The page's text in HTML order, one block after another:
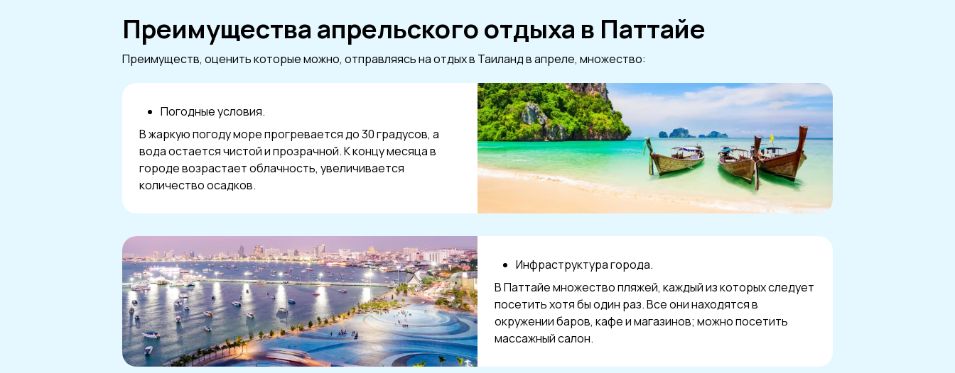
Преимущества апрельского отдыха в Паттайе
Преимуществ, оценить которые можно, отправляясь на отдых в Таиланд в апреле, множество:
Погодные условия.
В жаркую погоду море прогревается до 30 градусов, а
вода остается чистой и прозрачной. К концу месяца в
городе возрастает облачность, увеличивается
количество осадков.
Инфраструктура города.
В Паттайе множество пляжей, каждый из которых следует
посетить хотя бы один раз. Все они находятся в
окружении баров, кафе и магазинов; можно посетить
массажный салон.